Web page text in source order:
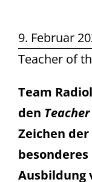
9. Februar
Teacher of
Team
den
Zeichen
Ausbildung